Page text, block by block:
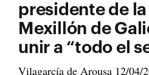
presidente de la
Mexillón de
unir a “todo el
Vilagarcía de Arousa 12/04/